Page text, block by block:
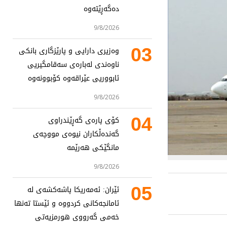
دەگەڕێتەوە
9/8/2026
03
وەزیری دارایی و پارێزگاری بانکی
ناوەندی لەبارەی سەقامگیریی
ئابووریی عێراقەوە کۆبوونەوە
9/8/2026
04
کۆی پارەی گەڕێندراوی
گەندەڵکاران نیوەی مووچەی
مانگێکی هەرێمە
9/8/2026
05
ئێران: ئەمەریکا پاشەکشەی لە
ئامانجەکانی کردووە و ئێستا تەنها
خەمی گەرووی هورمزیەتی